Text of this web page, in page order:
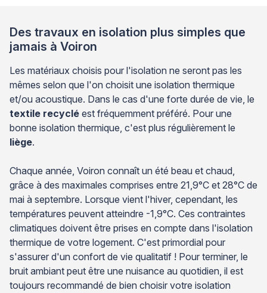
Des travaux en isolation plus simples que
jamais à Voiron
Les matériaux choisis pour l'isolation ne seront pas les
mêmes selon que l'on choisit une isolation thermique
et/ou acoustique. Dans le cas d'une forte durée de vie, le
textile recyclé est fréquemment préféré. Pour une
bonne isolation thermique, c'est plus régulièrement le
liège.
Chaque année, Voiron connaît un été beau et chaud,
grâce à des maximales comprises entre 21,9°C et 28°C de
mai à septembre. Lorsque vient l'hiver, cependant, les
températures peuvent atteindre -1,9°C. Ces contraintes
climatiques doivent être prises en compte dans l'isolation
thermique de votre logement. C'est primordial pour
s'assurer d'un confort de vie qualitatif ! Pour terminer, le
bruit ambiant peut être une nuisance au quotidien, il est
toujours recommandé de bien choisir votre isolation